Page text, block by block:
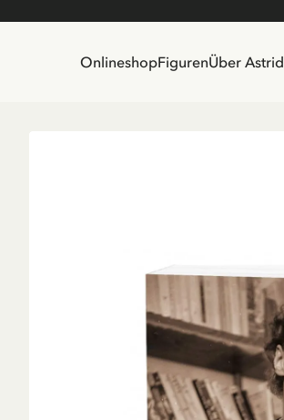
OnlineshopFigurenÜber Astrid